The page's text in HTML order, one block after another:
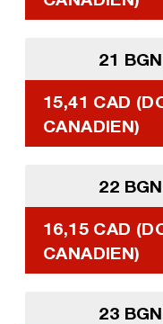
21
15,41 CAD
CANADIEN)
22
16,15 CAD
CANADIEN)
23